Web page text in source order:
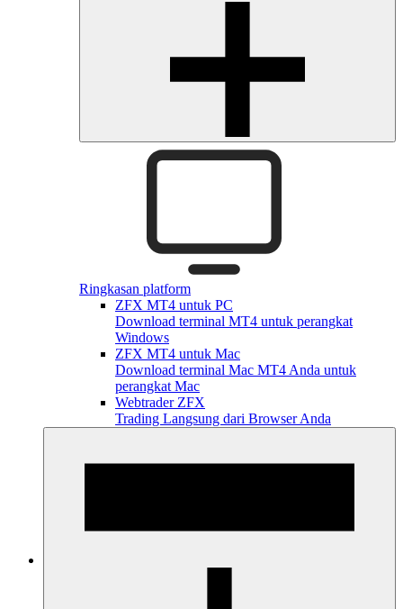
Ringkasan platform
ZFX MT4 untuk PC
Download terminal MT4 untuk perangkat
Windows
ZFX MT4 untuk Mac
Download terminal Mac MT4 Anda untuk
perangkat Mac
Webtrader ZFX
Trading Langsung dari Browser Anda